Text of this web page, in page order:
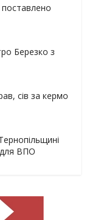
поставлено
Березко з
сів за кермо
для ВПО